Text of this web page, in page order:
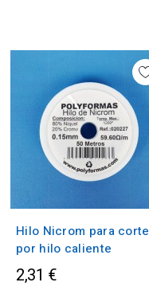
Hilo Nicrom para corte
por hilo caliente
2,31 €